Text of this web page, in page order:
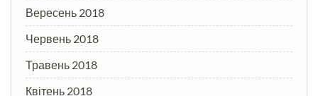
Вересень 2018
Червень 2018
Травень 2018
Квітень 2018